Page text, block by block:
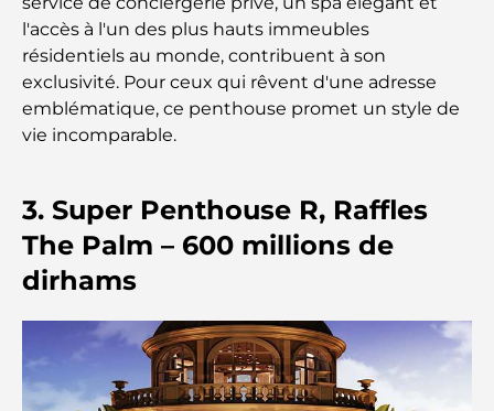
Les 7 meilleurs restaurants de Dubai Creek
Harbour où dîner
Les meilleures écoles de Dubai Marina : un guide
Restaurants à Dubai Hills : Les meilleures adresses
gourmandes d’un quartier en pleine expansion
Les meilleurs parcours de golf de championnat à
Résidences en bord de mer à Dubaï : le luxe au
bord de la mer
l'accès à l'un des plus hauts immeubles
résidentiels au monde, contribuent à son
exclusivité. Pour ceux qui rêvent d'une adresse
emblématique, ce penthouse promet un style de
vie incomparable.
3. Super Penthouse R, Raffles
The Palm – 600 millions de
dirhams